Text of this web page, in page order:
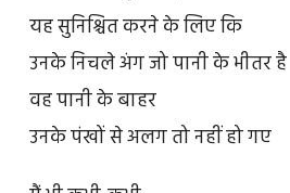
यह सुनिश्चित करने के लिए कि
उनके निचले अंग जो पानी के भीतर है
वह पानी के बाहर
उनके पंखों से अलग तो नहीं हो गए